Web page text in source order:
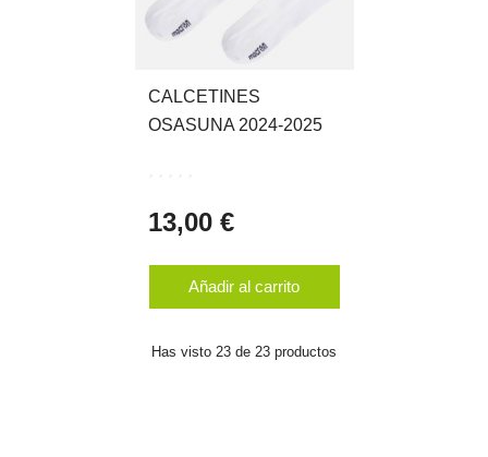
CALCETINES
OSASUNA 2024-2025
13,00 €
Añadir al carrito
Has visto 23 de 23 productos